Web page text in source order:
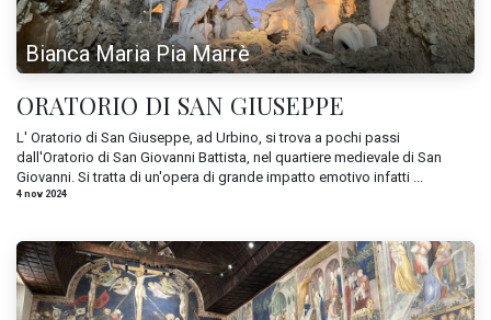
Bianca Maria Pia Marrè
ORATORIO DI SAN GIUSEPPE
L' Oratorio di San Giuseppe, ad Urbino, si trova a pochi passi
dall'Oratorio di San Giovanni Battista, nel quartiere medievale di San
Giovanni. Si tratta di un'opera di grande impatto emotivo infatti ...
4 nov 2024